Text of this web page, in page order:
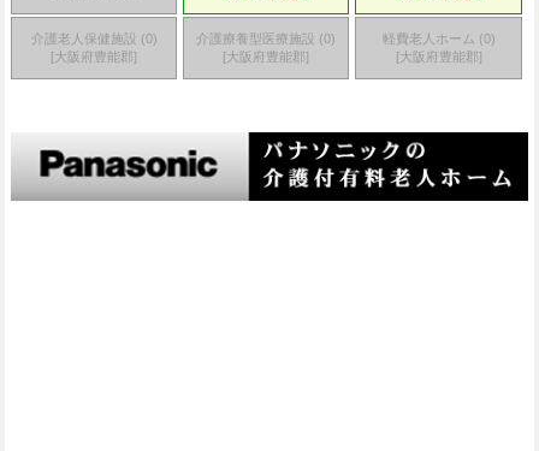
介護老人保健施設 (0)
[大阪府豊能郡]
介護療養型医療施設 (0)
[大阪府豊能郡]
軽費老人ホーム (0)
[大阪府豊能郡]